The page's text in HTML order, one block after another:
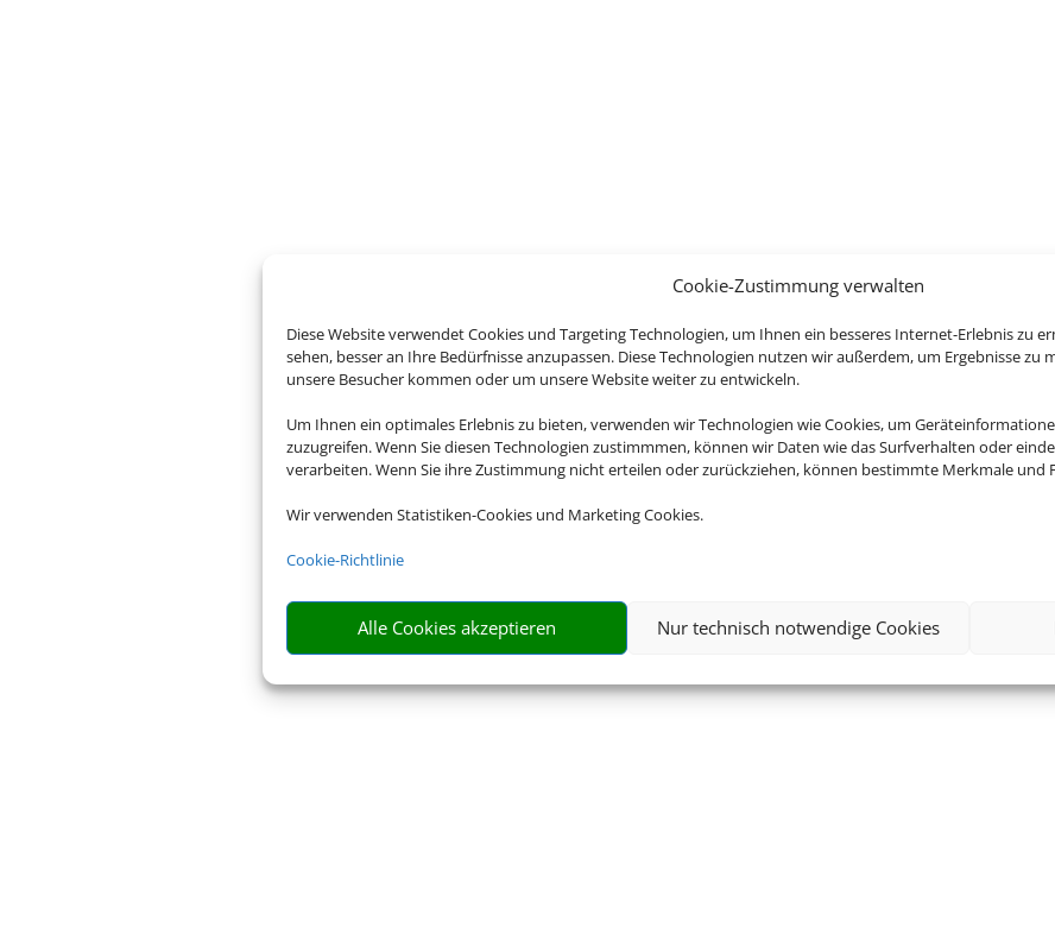
Cookie-Zustimmung verwalten
Diese Website verwendet Cookies und Targeting Technologien, um Ihnen ein besseres Internet-Erlebnis zu
sehen, besser an Ihre Bedürfnisse anzupassen. Diese Technologien nutzen wir außerdem, um Ergebnisse zu
unsere Besucher kommen oder um unsere Website weiter zu entwickeln.
Um Ihnen ein optimales Erlebnis zu bieten, verwenden wir Technologien wie Cookies, um
zuzugreifen. Wenn Sie diesen Technologien zustimmmen, können wir Daten wie das Surfverhalten oder
verarbeiten. Wenn Sie ihre Zustimmung nicht erteilen oder zurückziehen, können bestimmte Merkmale
Wir verwenden Statistiken-Cookies und Marketing Cookies.
Cookie-Richtlinie
Alle Cookies akzeptieren Nur technisch notwendige Cookies